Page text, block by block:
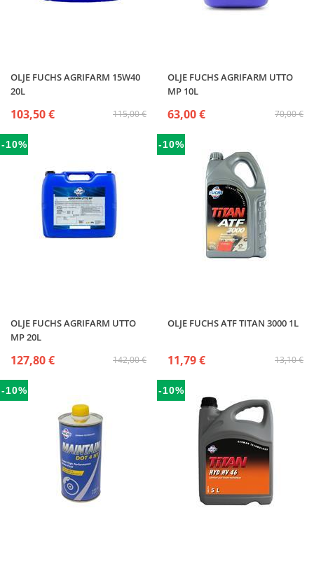
OLJE FUCHS AGRIFARM 15W40
20L
115,00 €
103,50 €
OLJE FUCHS AGRIFARM UTTO
MP 10L
70,00 €
63,00 €
-10%
OLJE FUCHS AGRIFARM UTTO
MP 20L
142,00 €
127,80 €
-10%
OLJE FUCHS ATF TITAN 3000 1L
13,10 €
11,79 €
-10% -10%